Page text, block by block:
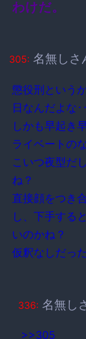
わけだ。
305: 名無しさ
懲役刑という
日なんだよな･
しかも早起き
ライベートの
こいつ夜型だ
ね？
直接顔をつき
し、下手する
いのかね？
仮釈なしだっ
336: 名無し
>>305